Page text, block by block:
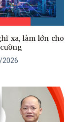
xa, làm lớn cho